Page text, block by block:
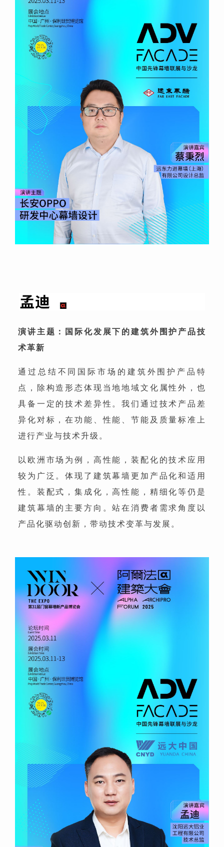
演讲主题：国际化发展下的建筑外围护产品技
术革新
通过总结不同国际市场的建筑外围护产品特
点，除构造形态体现当地地域文化属性外，也
具备一定的技术差异性。我们通过技术产品差
异化对标，在功能、性能、节能及质量标准上
进行产业与技术升级。
以欧洲市场为例，高性能，装配化的技术应用
较为广泛。体现了建筑幕墙更加产品化和适用
性。装配式，集成化，高性能，精细化等仍是
建筑幕墙的主要方向。站在消费者需求角度以
产品化驱动创新，带动技术变革与发展。